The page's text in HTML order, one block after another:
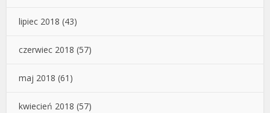
lipiec 2018 (43)
czerwiec 2018 (57)
maj 2018 (61)
kwiecień 2018 (57)